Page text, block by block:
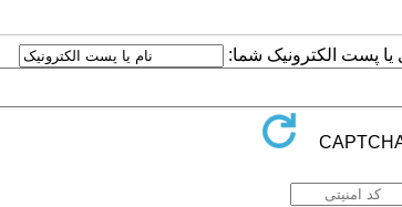
یا پست الکترونیک شما: